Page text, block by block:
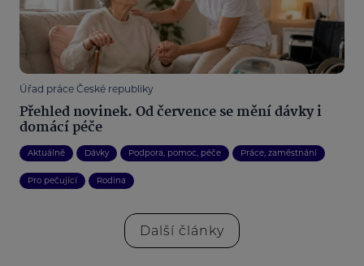
Úřad práce České republiky
Přehled novinek. Od července se mění dávky i
domácí péče
Aktuálně Dávky Podpora, pomoc, péče Práce, zaměstnání
Pro pečující Rodina
Další články